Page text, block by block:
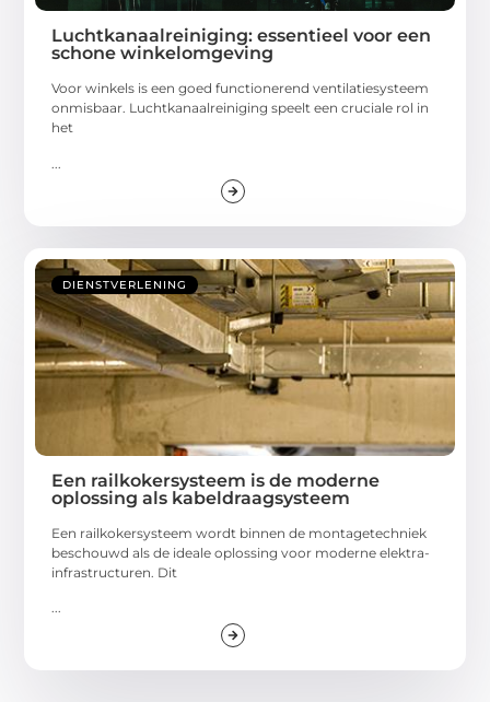
Luchtkanaalreiniging: essentieel voor een
schone winkelomgeving
Voor winkels is een goed functionerend ventilatiesysteem
onmisbaar. Luchtkanaalreiniging speelt een cruciale rol in
het
DIENSTVERLENING
Een railkokersysteem is de moderne
oplossing als kabeldraagsysteem
Een railkokersysteem wordt binnen de montagetechniek
beschouwd als de ideale oplossing voor moderne elektra-
infrastructuren. Dit